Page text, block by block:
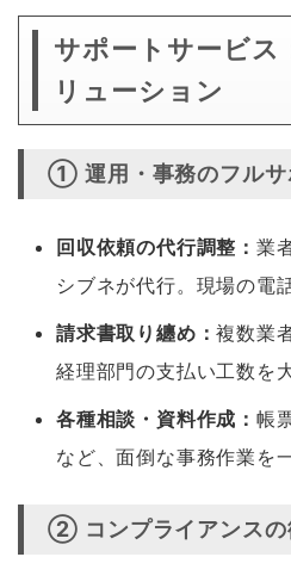
サポートサービス
リューション
① 運用・事務のフルサ
回収依頼の代行調整： 業
シブネが代行。現場の電
請求書取り纏め：複数業
経理部門の支払い工数を
各種相談・資料作成： 帳
など、面倒な事務作業を
② コンプライアンスの